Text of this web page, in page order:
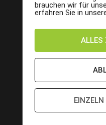
brauchen wir für
erfahren Sie in
ALLES
EINZELN